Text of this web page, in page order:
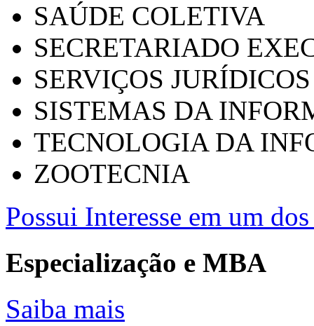
SAÚDE COLETIVA
SECRETARIADO
SERVIÇOS
SISTEMAS DA
TECNOLOGIA DA
ZOOTECNIA
Possui Interesse em um
Especialização e MBA
Saiba mais